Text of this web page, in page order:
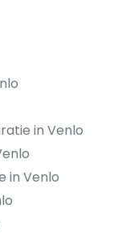
in Venlo
in Venlo